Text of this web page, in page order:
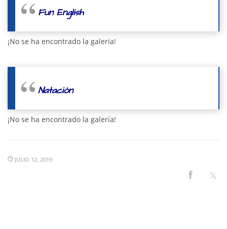
Fun English
¡No se ha encontrado la galería!
Natación
¡No se ha encontrado la galería!
JULIO 12, 2019